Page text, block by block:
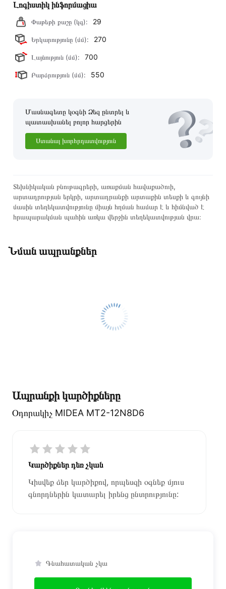
Լոգիստիկ ինֆորմացիա
Փաթեթի քաշը (կգ): 29
Երկարությունը (մմ): 270
Լայնություն (մմ): 700
Բարձրություն (մմ): 550
Մասնագետը կօգնի Ձեզ ընտրել և
պատասխանել բոլոր հարցերին
Ստանալ խորհրդատվություն
Տեխնիկական բնութագրերի, առաքման հավաքածուի,
արտադրության երկրի, արտադրանքի արտաքին տեսքի և գույնի
մասին տեղեկատվությունը միայն հղման համար է և հիմնված է
հրապարակման պահին առկա վերջին տեղեկատվության վրա։
Նման ապրանքներ
Ապրանքի կարծիքները
Օդորակիչ MIDEA MT2-12N8D6
Կարծիքներ դեռ չկան
Կիսվեք ձեր կարծիքով, որպեսզի օգնեք մյուս
գնորդներին կատարել իրենց ընտրությունը:
Գնահատական չկա